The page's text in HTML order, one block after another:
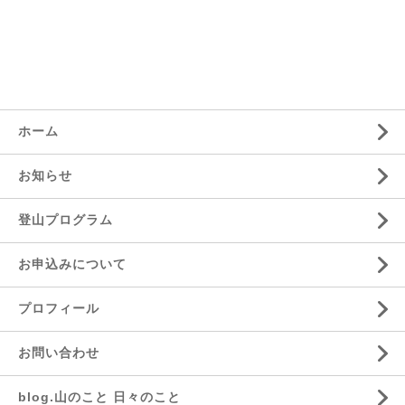
ホーム
お知らせ
登山プログラム
お申込みについて
プロフィール
お問い合わせ
blog.山のこと 日々のこと